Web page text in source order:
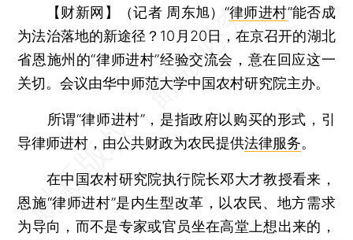
【财新网】（记者 周东旭） “律师进村”能否成
为法治落地的新途径？10月20日，在京召开的湖北
省恩施州的“律师进村”经验交流会，意在回应这一
关切。会议由华中师范大学中国农村研究院主办。
所谓“律师进村”，是指政府以购买的形式，引
导律师进村，由公共财政为农民提供法律服务。
在中国农村研究院执行院长邓大才教授看来，
恩施“律师进村”是内生型改革，以农民、地方需求
为导向，而不是专家或官员坐在高堂上想出来的，